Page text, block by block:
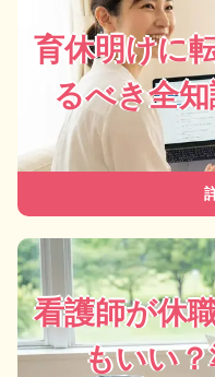
育休明けに
るべき全
看護師が休
もいい